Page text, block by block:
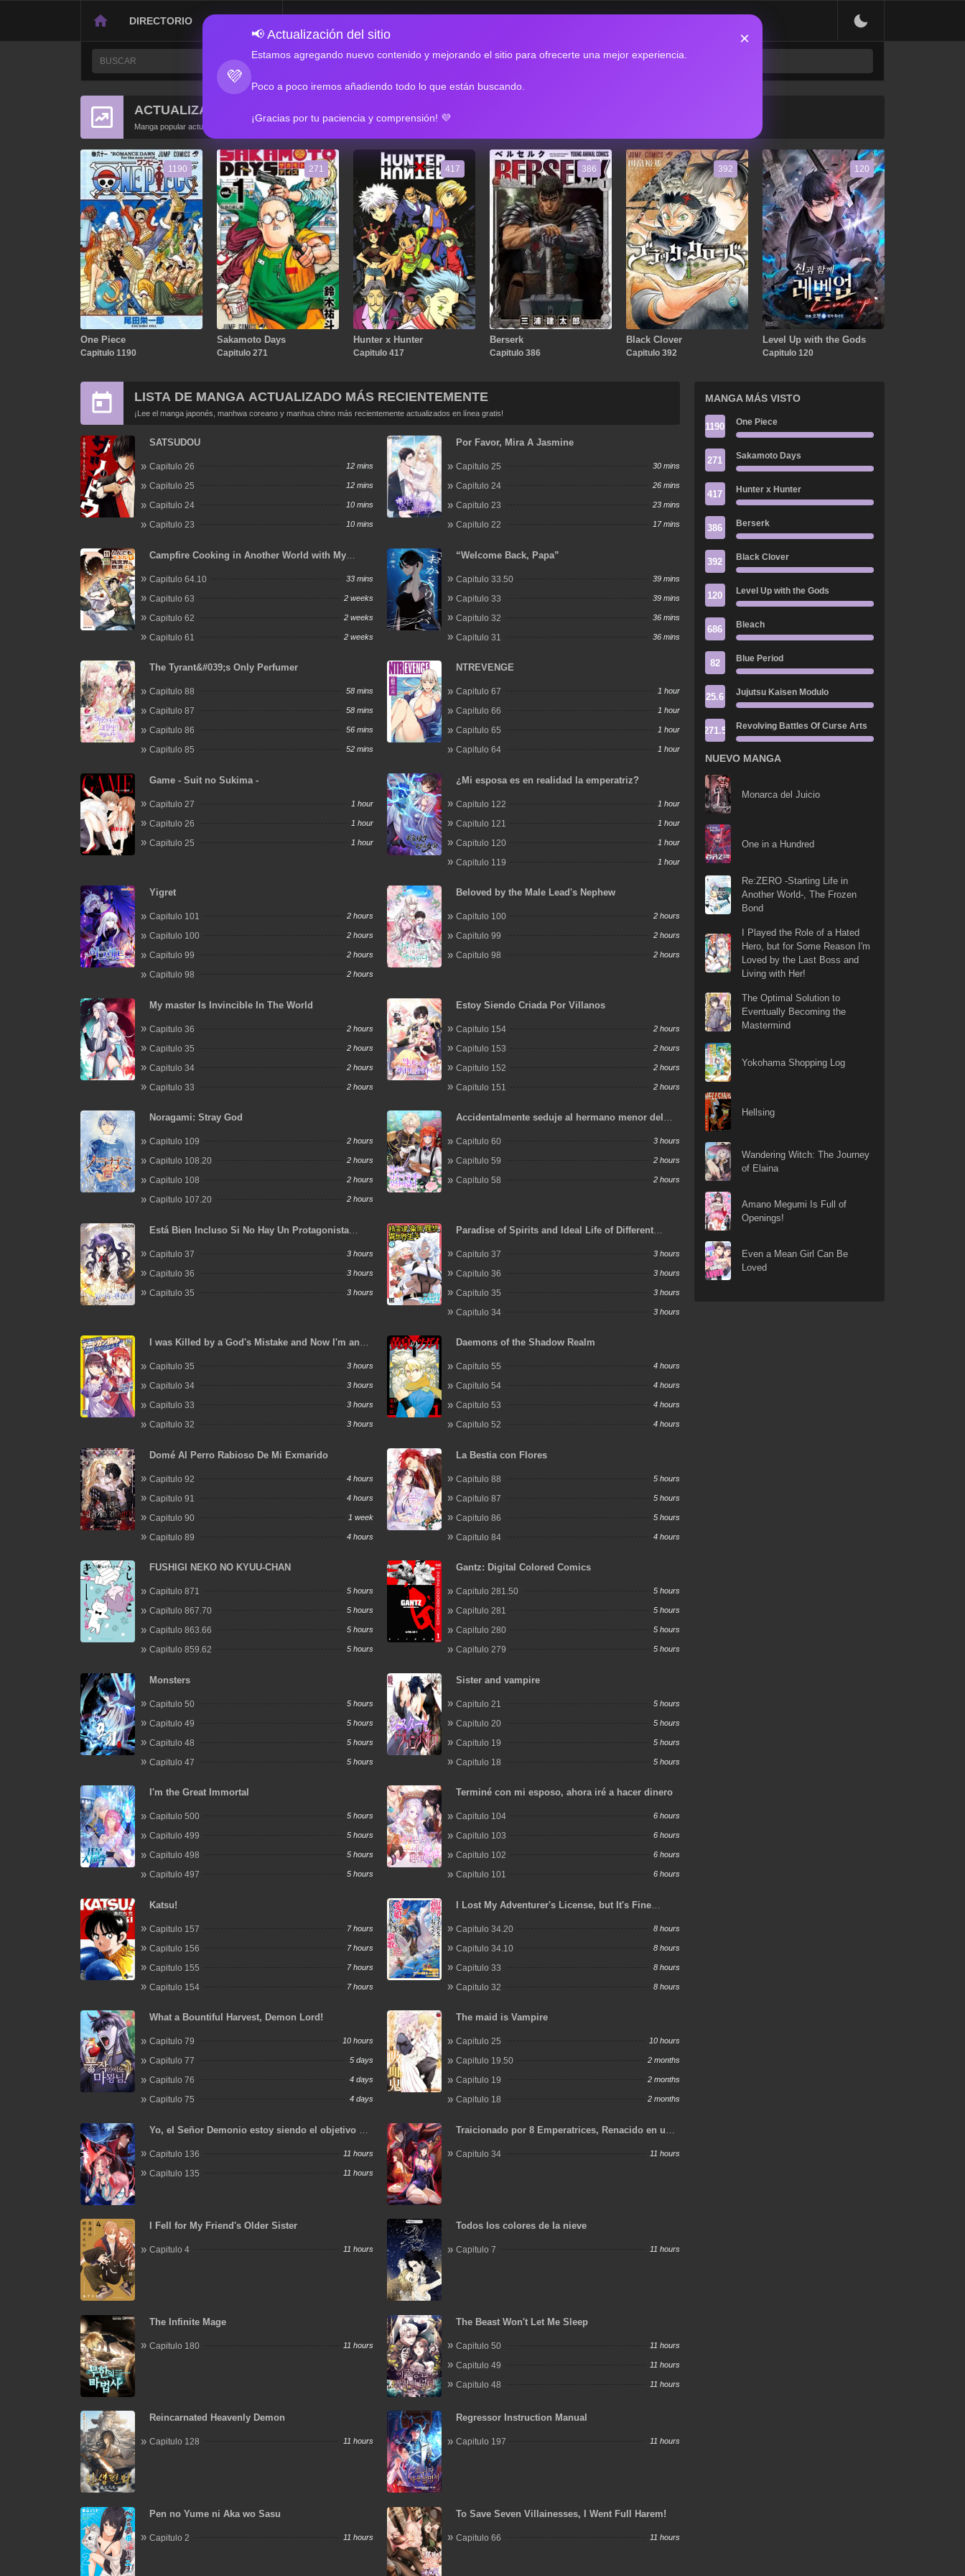
DIRECTORIO
💜
📢 Actualización del sitio
Estamos agregando nuevo contenido y mejorando el sitio para ofrecerte una mejor experiencia.
Poco a poco iremos añadiendo todo lo que están buscando.
¡Gracias por tu paciencia y comprensión! 💜
×
ACTUALIZACIONES POPULARES
Manga popular actualizado recientemente
1190
One Piece
Capitulo 1190
271
Sakamoto Days
Capitulo 271
417
Hunter x Hunter
Capitulo 417
386
Berserk
Capitulo 386
392
Black Clover
Capitulo 392
120
Level Up with the Gods
Capitulo 120
LISTA DE MANGA ACTUALIZADO MÁS RECIENTEMENTE
¡Lee el manga japonés, manhwa coreano y manhua chino más recientemente actualizados en línea gratis!
SATSUDOU
Capitulo 26 12 mins
Capitulo 25 12 mins
Capitulo 24 10 mins
Capitulo 23 10 mins
Por Favor, Mira A Jasmine
Capitulo 25 30 mins
Capitulo 24 26 mins
Capitulo 23 23 mins
Capitulo 22 17 mins
Campfire Cooking in Another World with My
Capitulo 64.10 33 mins
Capitulo 63 2 weeks
Capitulo 62 2 weeks
Capitulo 61 2 weeks
“Welcome Back, Papa”
Capitulo 33.50 39 mins
Capitulo 33 39 mins
Capitulo 32 36 mins
Capitulo 31 36 mins
The Tyrant&#039;s Only Perfumer
Capitulo 88 58 mins
Capitulo 87 58 mins
Capitulo 86 56 mins
Capitulo 85 52 mins
NTREVENGE
Capitulo 67 1 hour
Capitulo 66 1 hour
Capitulo 65 1 hour
Capitulo 64 1 hour
Game - Suit no Sukima -
Capitulo 27 1 hour
Capitulo 26 1 hour
Capitulo 25 1 hour
¿Mi esposa es en realidad la emperatriz?
Capitulo 122 1 hour
Capitulo 121 1 hour
Capitulo 120 1 hour
Capitulo 119 1 hour
Yigret
Capitulo 101 2 hours
Capitulo 100 2 hours
Capitulo 99 2 hours
Capitulo 98 2 hours
Beloved by the Male Lead's Nephew
Capitulo 100 2 hours
Capitulo 99 2 hours
Capitulo 98 2 hours
My master Is Invincible In The World
Capitulo 36 2 hours
Capitulo 35 2 hours
Capitulo 34 2 hours
Capitulo 33 2 hours
Estoy Siendo Criada Por Villanos
Capitulo 154 2 hours
Capitulo 153 2 hours
Capitulo 152 2 hours
Capitulo 151 2 hours
Noragami: Stray God
Capitulo 109 2 hours
Capitulo 108.20 2 hours
Capitulo 108 2 hours
Capitulo 107.20 2 hours
Accidentalmente seduje al hermano menor del
Capitulo 60 3 hours
Capitulo 59 2 hours
Capitulo 58 2 hours
Está Bien Incluso Si No Hay Un Protagonista
Capitulo 37 3 hours
Capitulo 36 3 hours
Capitulo 35 3 hours
Paradise of Spirits and Ideal Life of Different
Capitulo 37 3 hours
Capitulo 36 3 hours
Capitulo 35 3 hours
Capitulo 34 3 hours
I was Killed by a God's Mistake and Now I'm an
World
Capitulo 35 3 hours
Capitulo 34 3 hours
Capitulo 33 3 hours
Capitulo 32 3 hours
Daemons of the Shadow Realm
Capitulo 55 4 hours
Capitulo 54 4 hours
Capitulo 53 4 hours
Capitulo 52 4 hours
Domé Al Perro Rabioso De Mi Exmarido
Capitulo 92 4 hours
Capitulo 91 4 hours
Capitulo 90 1 week
Capitulo 89 4 hours
La Bestia con Flores
Capitulo 88 5 hours
Capitulo 87 5 hours
Capitulo 86 5 hours
Capitulo 84 4 hours
FUSHIGI NEKO NO KYUU-CHAN
Capitulo 871 5 hours
Capitulo 867.70 5 hours
Capitulo 863.66 5 hours
Capitulo 859.62 5 hours
Gantz: Digital Colored Comics
Capitulo 281.50 5 hours
Capitulo 281 5 hours
Capitulo 280 5 hours
Capitulo 279 5 hours
Monsters
Capitulo 50 5 hours
Capitulo 49 5 hours
Capitulo 48 5 hours
Capitulo 47 5 hours
Sister and vampire
Capitulo 21 5 hours
Capitulo 20 5 hours
Capitulo 19 5 hours
Capitulo 18 5 hours
I'm the Great Immortal
Capitulo 500 5 hours
Capitulo 499 5 hours
Capitulo 498 5 hours
Capitulo 497 5 hours
Terminé con mi esposo, ahora iré a hacer dinero
Capitulo 104 6 hours
Capitulo 103 6 hours
Capitulo 102 6 hours
Capitulo 101 6 hours
Katsu!
Capitulo 157 7 hours
Capitulo 156 7 hours
Capitulo 155 7 hours
Capitulo 154 7 hours
I Lost My Adventurer's License, but It's Fine
Capitulo 34.20 8 hours
Capitulo 34.10 8 hours
Capitulo 33 8 hours
Capitulo 32 8 hours
What a Bountiful Harvest, Demon Lord!
Capitulo 79 10 hours
Capitulo 77 5 days
Capitulo 76 4 days
Capitulo 75 4 days
The maid is Vampire
Capitulo 25 10 hours
Capitulo 19.50 2 months
Capitulo 19 2 months
Capitulo 18 2 months
Yo, el Señor Demonio estoy siendo el objetivo de
Capitulo 136 11 hours
Capitulo 135 11 hours
Traicionado por 8 Emperatrices, Renacido en un
Capitulo 34 11 hours
I Fell for My Friend's Older Sister
Capitulo 4 11 hours
Todos los colores de la nieve
Capitulo 7 11 hours
The Infinite Mage
Capitulo 180 11 hours
The Beast Won't Let Me Sleep
Capitulo 50 11 hours
Capitulo 49 11 hours
Capitulo 48 11 hours
Reincarnated Heavenly Demon
Capitulo 128 11 hours
Regressor Instruction Manual
Capitulo 197 11 hours
Pen no Yume ni Aka wo Sasu
Capitulo 2 11 hours
To Save Seven Villainesses, I Went Full Harem!
Capitulo 66 11 hours
MANGA MÁS VISTO
1190 One Piece
271 Sakamoto Days
417 Hunter x Hunter
386 Berserk
392 Black Clover
120 Level Up with the Gods
686 Bleach
82 Blue Period
25.6 Jujutsu Kaisen Modulo
271.5 Revolving Battles Of Curse Arts
NUEVO MANGA
Monarca del Juicio
One in a Hundred
Re:ZERO -Starting Life in
Another World-, The Frozen
Bond
I Played the Role of a Hated
Hero, but for Some Reason I'm
Loved by the Last Boss and
Living with Her!
The Optimal Solution to
Eventually Becoming the
Mastermind
Yokohama Shopping Log
Hellsing
Wandering Witch: The Journey
of Elaina
Amano Megumi Is Full of
Openings!
Even a Mean Girl Can Be
Loved